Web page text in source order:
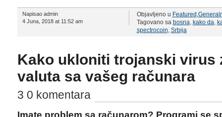
Napisao admin
4 Juna, 2018 at 11:52 am
Objavljeno u Featured ,
Tagovano sa bosna, kako da,
spectrocoin, Srbija
Kako ukloniti trojanski virus
valuta sa vašeg računara
3 0 komentara
Imate problem sa računarom? Programi se